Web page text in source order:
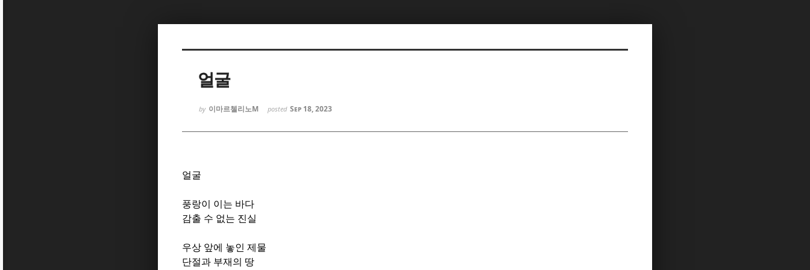
얼굴
by 이마르첼리노M posted Sep 18, 2023
얼굴
풍랑이 이는 바다
감출 수 없는 진실
우상 앞에 놓인 제물
단절과 부재의 땅
Sketchbook5, 스케치북5
Sketchbook5, 스케치북5